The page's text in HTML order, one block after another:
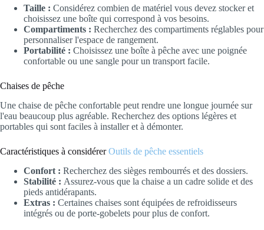
Taille : Considérez combien de matériel vous devez stocker et
choisissez une boîte qui correspond à vos besoins.
Compartiments : Recherchez des compartiments réglables pour
personnaliser l'espace de rangement.
Portabilité : Choisissez une boîte à pêche avec une poignée
confortable ou une sangle pour un transport facile.
Chaises de pêche
Une chaise de pêche confortable peut rendre une longue journée sur
l'eau beaucoup plus agréable. Recherchez des options légères et
portables qui sont faciles à installer et à démonter.
Caractéristiques à considérerOutils de pêche essentiels
Confort : Recherchez des sièges rembourrés et des dossiers.
Stabilité : Assurez-vous que la chaise a un cadre solide et des
pieds antidérapants.
Extras : Certaines chaises sont équipées de refroidisseurs
intégrés ou de porte-gobelets pour plus de confort.